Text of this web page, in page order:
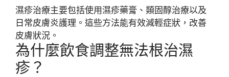
濕疹治療主要包括使用濕疹藥膏、類固醇治療以及
日常皮膚炎護理。這些方法能有效減輕症狀，改善
皮膚狀況。
為什麼飲食調整無法根治濕
疹？